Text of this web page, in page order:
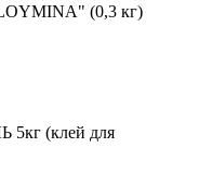
(0,3 кг)
(клей для